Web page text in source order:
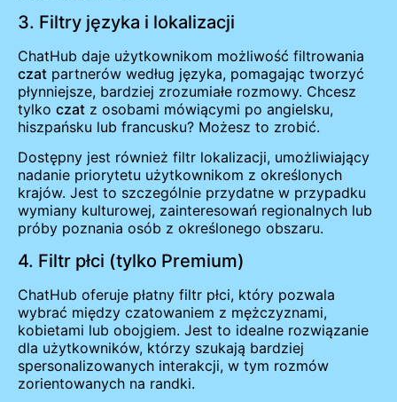
3. Filtry języka i lokalizacji
ChatHub daje użytkownikom możliwość filtrowania
czat partnerów według języka, pomagając tworzyć
płynniejsze, bardziej zrozumiałe rozmowy. Chcesz
tylko czat z osobami mówiącymi po angielsku,
hiszpańsku lub francusku? Możesz to zrobić.
Dostępny jest również filtr lokalizacji, umożliwiający
nadanie priorytetu użytkownikom z określonych
krajów. Jest to szczególnie przydatne w przypadku
wymiany kulturowej, zainteresowań regionalnych lub
próby poznania osób z określonego obszaru.
4. Filtr płci (tylko Premium)
ChatHub oferuje płatny filtr płci, który pozwala
wybrać między czatowaniem z mężczyznami,
kobietami lub obojgiem. Jest to idealne rozwiązanie
dla użytkowników, którzy szukają bardziej
spersonalizowanych interakcji, w tym rozmów
zorientowanych na randki.